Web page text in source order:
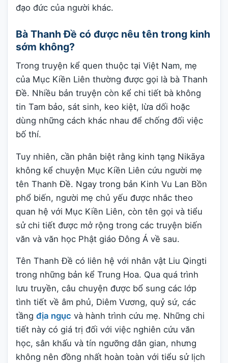
đạo đức của người khác.
Bà Thanh Đề có được nêu tên trong kinh
sớm không?
Trong truyện kể quen thuộc tại Việt Nam, mẹ
của Mục Kiền Liên thường được gọi là bà Thanh
Đề. Nhiều bản truyện còn kể chi tiết bà không
tin Tam bảo, sát sinh, keo kiệt, lừa dối hoặc
dùng những cách khác nhau để chống đối việc
bố thí.
Tuy nhiên, cần phân biệt rằng kinh tạng Nikāya
không kể chuyện Mục Kiền Liên cứu người mẹ
tên Thanh Đề. Ngay trong bản Kinh Vu Lan Bồn
phổ biến, người mẹ chủ yếu được nhắc theo
quan hệ với Mục Kiền Liên, còn tên gọi và tiểu
sử chi tiết được mở rộng trong các truyện biến
văn và văn học Phật giáo Đông Á về sau.
Tên Thanh Đề có liên hệ với nhân vật Liu Qingti
trong những bản kể Trung Hoa. Qua quá trình
lưu truyền, câu chuyện được bổ sung các lớp
tình tiết về âm phủ, Diêm Vương, quỷ sứ, các
tầng địa ngục và hành trình cứu mẹ. Những chi
tiết này có giá trị đối với việc nghiên cứu văn
học, sân khấu và tín ngưỡng dân gian, nhưng
không nên đồng nhất hoàn toàn với tiểu sử lịch